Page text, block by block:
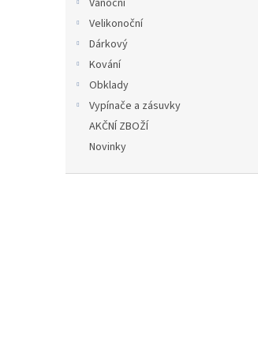
Vánoční
Velikonoční
Dárkový
Kování
Obklady
Vypínače a zásuvky
AKČNÍ ZBOŽÍ
Novinky